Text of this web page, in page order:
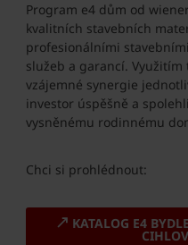
Program e4 dům od
kvalitních stavebních
profesionálními
služeb a garancí.
vzájemné synergie
investor úspěšně a
vysněnému rodinnému
Chci si prohlédnout:
KATALOG E4